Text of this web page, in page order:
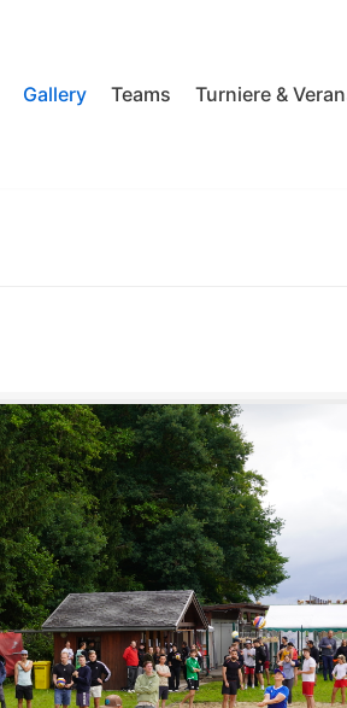
Gallery Teams Turniere &